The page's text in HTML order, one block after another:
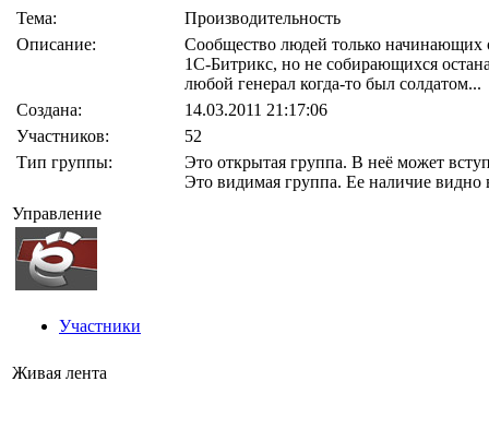
Тема:
Производительность
Описание:
Сообщество людей только начинающих
1С-Битрикс, но не собирающихся
любой генерал когда-то был солдатом...
Создана:
14.03.2011 21:17:06
Участников:
52
Тип группы:
Это открытая группа. В неё может
Это видимая группа. Ее наличие видно
Управление
Участники
Живая лента